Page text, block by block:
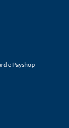
e Payshop